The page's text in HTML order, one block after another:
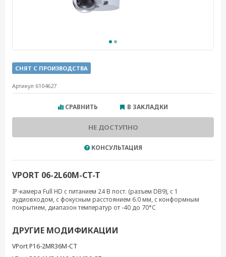
СНЯТ С ПРОИЗВОДСТВА
Артикул 6104627
СРАВНИТЬ В ЗАКЛАДКИ
НЕ ДОСТУПНО
КОНСУЛЬТАЦИЯ
VPORT 06-2L60M-CT-T
IP-камера Full HD с питанием 24 В пост. (разъем DB9), с 1
аудиовходом, с фокусным расстоянием 6.0 мм, с конформным
покрытием, диапазон температур от -40 до 70°C
ДРУГИЕ МОДИФИКАЦИИ
VPort P16-2MR36M-CT